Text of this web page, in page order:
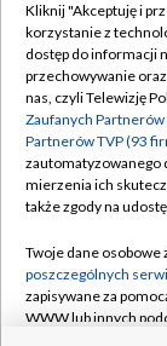
Abonament
Emisja w TVP
Centrum
Naziemna
Rada
System NOS
Kliknij "Akceptuję i
korzystanie z
dostęp do informacji
przechowywanie
nas, czyli Telewizję
Zaufanych
Partnerów TVP (93
zautomatyzowanego
mierzenia ich
także zgody na
Twoje dane osobowe
poszczególnych
zapisywane za
WWW lub innych